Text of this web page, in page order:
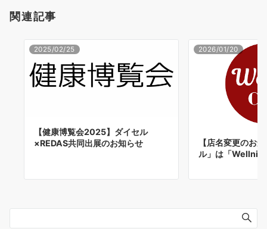
関連記事
2025/02/25
【健康博覧会2025】ダイセル
×REDAS共同出展のお知らせ
2026/01/20
【店名変更のお
ル」は「Wellni